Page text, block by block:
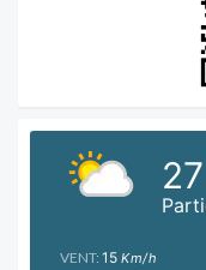
27
VENT: 15 Km/h